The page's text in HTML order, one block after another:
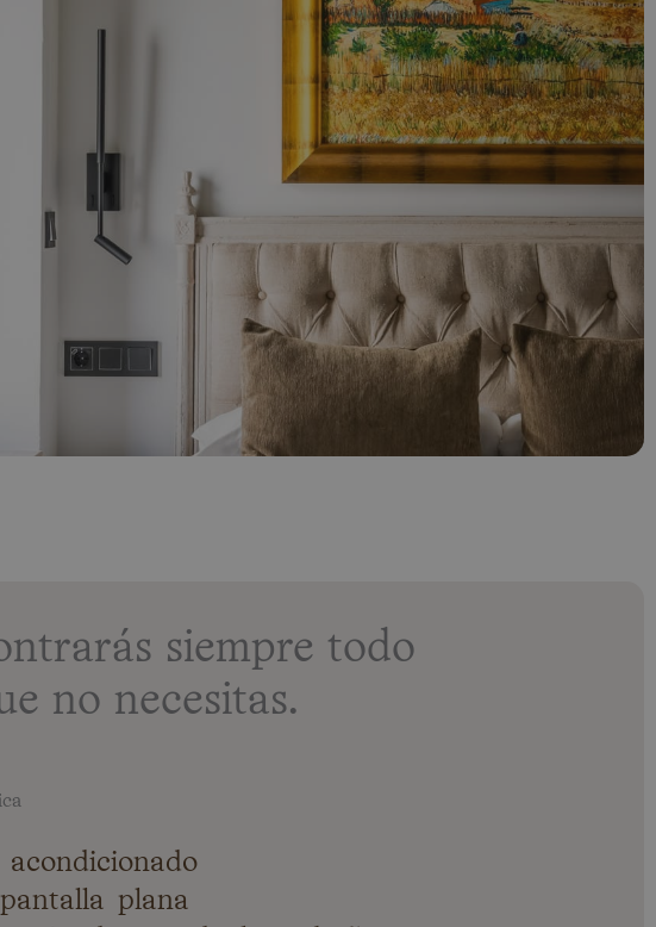
siempre todo
no necesitas.
plana